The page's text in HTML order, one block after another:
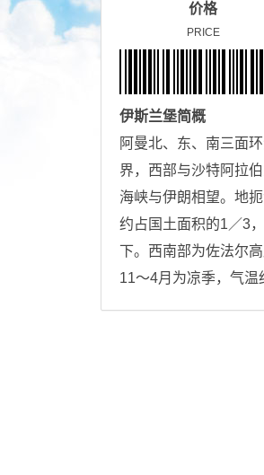
价格
PRICE
伊斯兰堡简概
阿曼北、东、南三面
界，西部与沙特阿拉
海峡与伊朗相望。地
约占国土面积的1／3
下。西南部为佐法尔
11～4月为凉季，气